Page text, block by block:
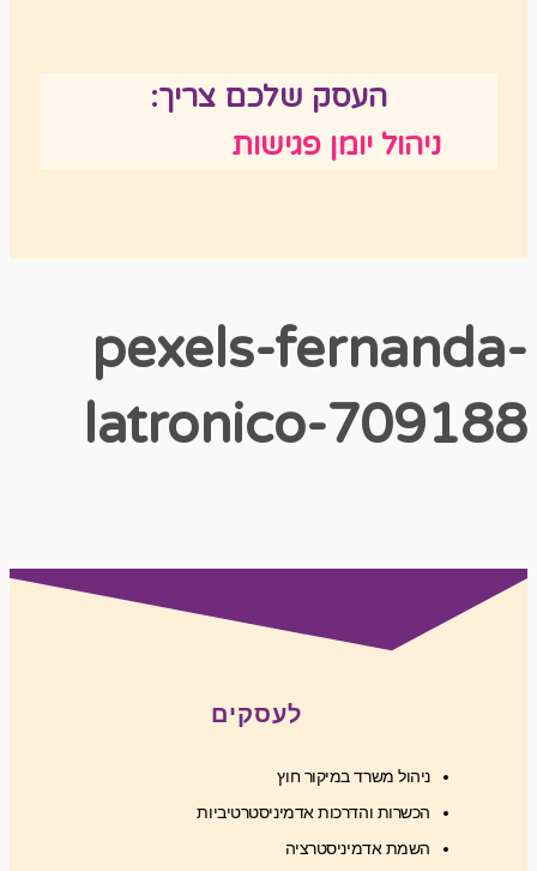
העסק שלכם צריך:
ניהול יומן פגישות
pexels-fernanda-
latronico-709188
לעסקים
ניהול משרד במיקור חוץ
הכשרות והדרכות אדמיניסטרטיביות
השמת אדמיניסטרציה